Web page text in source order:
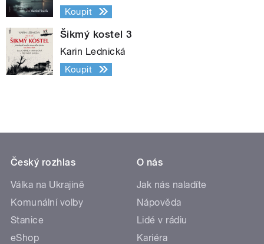
Koupit
Šikmý kostel 3
Karin Lednická
Koupit
Český rozhlas
Válka na Ukrajině
Komunální volby
Stanice
eShop
O nás
Jak nás naladíte
Nápověda
Lidé v rádiu
Kariéra